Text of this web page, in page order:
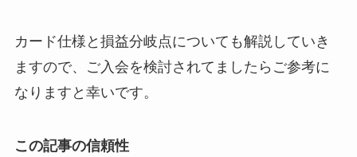
カード仕様と損益分岐点についても解説していき
ますので、ご入会を検討されてましたらご参考に
なりますと幸いです。
この記事の信頼性